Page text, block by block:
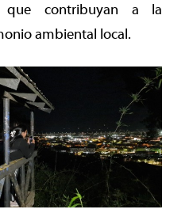
que contribuyan a la
ambiental local.